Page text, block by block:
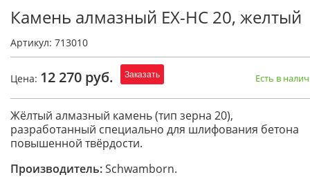
Камень алмазный EX-HC 20, желтый
Артикул: 713010
Цена: 12 270 руб. Заказать Есть в
Жёлтый алмазный камень (тип зерна 20),
разработанный специально для шлифования бетона
повышенной твёрдости.
Производитель:Schwamborn.